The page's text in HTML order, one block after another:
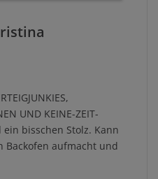
UND KEINE-ZEIT-
ein bisschen Stolz. Kann
Backofen aufmacht und